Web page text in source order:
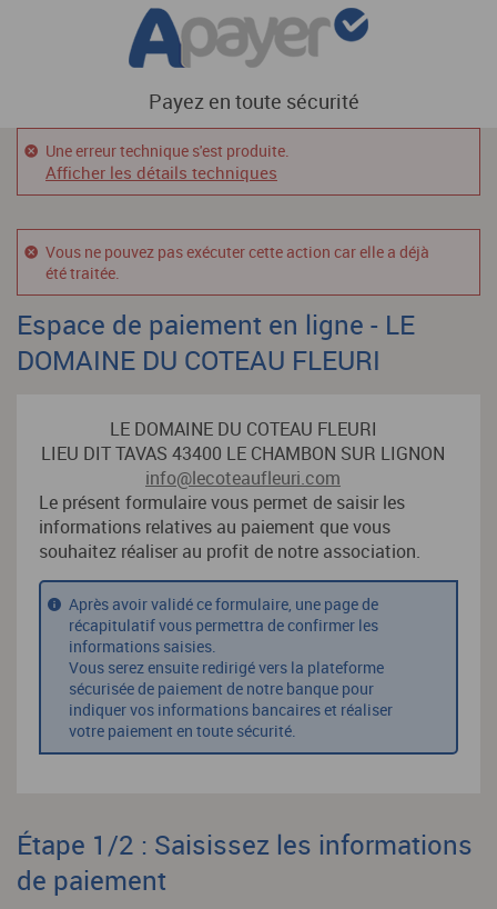
Payez en toute sécurité
Une erreur technique s'est produite.
Afficher les détails techniques
Vous ne pouvez pas exécuter cette action car elle a déjà
été traitée.
Espace de paiement en ligne - LE
DOMAINE DU COTEAU FLEURI
LE DOMAINE DU COTEAU FLEURI
LIEU DIT TAVAS 43400 LE CHAMBON SUR LIGNON
info@lecoteaufleuri.com
Le présent formulaire vous permet de saisir les
informations relatives au paiement que vous
souhaitez réaliser au profit de notre association.
Après avoir validé ce formulaire, une page de
récapitulatif vous permettra de confirmer les
informations saisies.
Vous serez ensuite redirigé vers la plateforme
sécurisée de paiement de notre banque pour
indiquer vos informations bancaires et réaliser
votre paiement en toute sécurité.
Étape 1/2 : Saisissez les informations
de paiement